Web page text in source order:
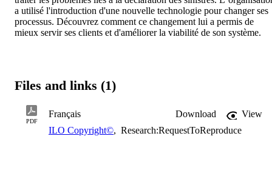
a utilisé l'introduction d'une nouvelle technologie pour changer ses
processus. Découvrez comment ce changement lui a permis de
mieux servir ses clients et d'améliorer la viabilité de son système.
Files and links (1)
PDF
Français Download
View
ILO Copyright©, Research:RequestToReproduce